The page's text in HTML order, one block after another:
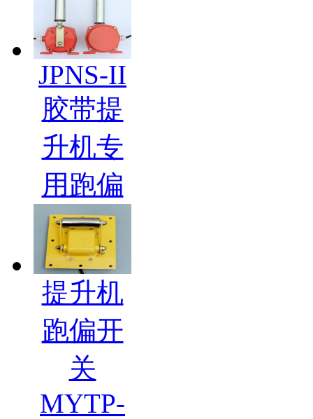
JPNS-II
胶带提
升机专
用跑偏
提升机
跑偏开
关
MYTP-